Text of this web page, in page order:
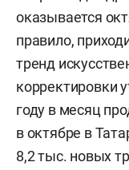
оказывается
правило,
тренд
корректировки
году в месяц
в октябре в
8,2 тыс. новых